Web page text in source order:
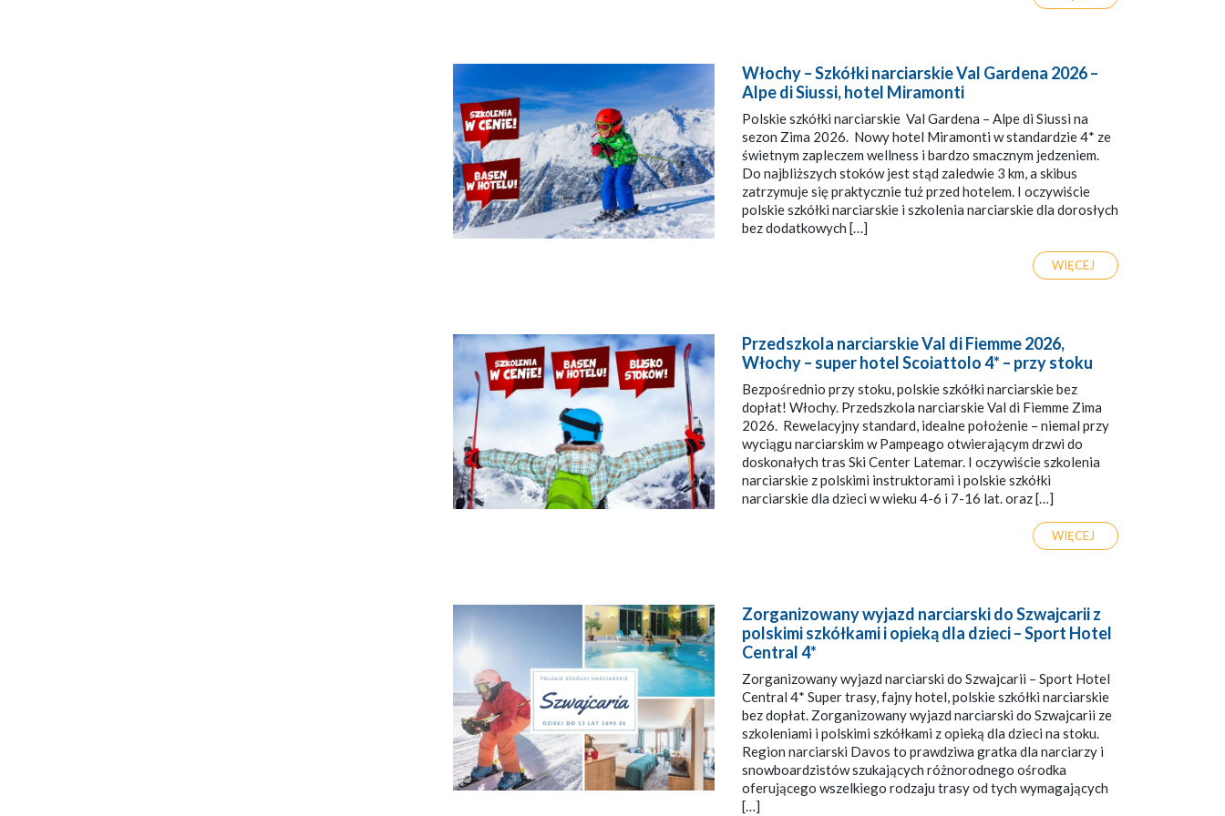
Włochy – Szkółki narciarskie Val Gardena 2026 –
Alpe di Siussi, hotel Miramonti
Polskie szkółki narciarskie Val Gardena – Alpe di Siussi na
sezon Zima 2026. Nowy hotel Miramonti w standardzie 4* ze
świetnym zapleczem wellness i bardzo smacznym jedzeniem.
Do najbliższych stoków jest stąd zaledwie 3 km, a skibus
zatrzymuje się praktycznie tuż przed hotelem. I oczywiście
polskie szkółki narciarskie i szkolenia narciarskie dla dorosłych
bez dodatkowych […]
WIĘCEJ
Przedszkola narciarskie Val di Fiemme 2026,
Włochy – super hotel Scoiattolo 4* – przy stoku
Bezpośrednio przy stoku, polskie szkółki narciarskie bez
dopłat! Włochy. Przedszkola narciarskie Val di Fiemme Zima
2026. Rewelacyjny standard, idealne położenie – niemal przy
wyciągu narciarskim w Pampeago otwierającym drzwi do
doskonałych tras Ski Center Latemar. I oczywiście szkolenia
narciarskie z polskimi instruktorami i polskie szkółki
narciarskie dla dzieci w wieku 4-6 i 7-16 lat. oraz […]
WIĘCEJ
Zorganizowany wyjazd narciarski do Szwajcarii z
polskimi szkółkami i opieką dla dzieci – Sport Hotel
Central 4*
Zorganizowany wyjazd narciarski do Szwajcarii – Sport Hotel
Central 4* Super trasy, fajny hotel, polskie szkółki narciarskie
bez dopłat. Zorganizowany wyjazd narciarski do Szwajcarii ze
szkoleniami i polskimi szkółkami z opieką dla dzieci na stoku.
Region narciarski Davos to prawdziwa gratka dla narciarzy i
snowboardzistów szukających różnorodnego ośrodka
oferującego wszelkiego rodzaju trasy od tych wymagających
[…]